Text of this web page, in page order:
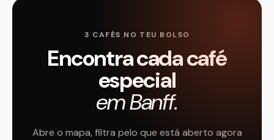
3 CAFÉS NO TEU BOLSO
Encontra cada café
especial
em Banff.
Abre o mapa, filtra pelo que está aberto agora